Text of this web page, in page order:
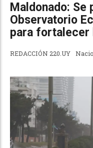
Maldonado: Se
Observatorio
para fortalecer
REDACCIÓN 220.UY